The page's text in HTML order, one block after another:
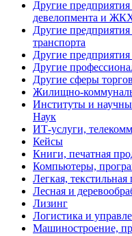
Другие
девелопмента и
Другие предприятия
транспорта
Другие
Другие
Другие сферы
Жилищно-
Институты и
Наук
ИТ-услуги,
Кейсы
Книги, печатная
Компьютеры,
Легкая,
Лесная и
Лизинг
Логистика и
Машиностроение,